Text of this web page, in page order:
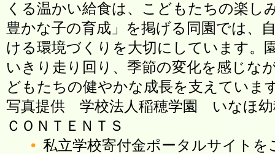
くる温かい給食は、こどもたちの楽し
豊かな子の育成」を掲げる同園では、
ける環境づくりを大切にしています。
いきり走り回り、季節の変化を感じな
どもたちの健やかな成長を支えていま
写真提供 学校法人稲穂学園 いなほ幼
ＣＯＮＴＥＮＴＳ
私立学校寄付金ポータルサイトを